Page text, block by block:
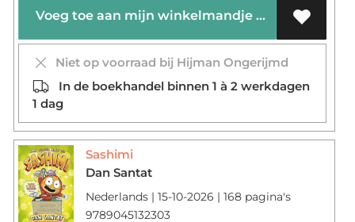
Voeg toe aan mijn winkelmandje
Niet op voorraad bij Hijman Ongerijmd
In de boekhandel binnen 1 à 2 werkdagen
1 dag
Sashimi
Dan Santat
Nederlands | 15-10-2026 | 168 pagina's
9789045132303